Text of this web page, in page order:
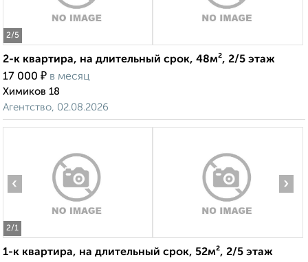
2/5
2-к квартира, на длительный срок, 48м², 2/5 этаж
17 000 ₽ в месяц
Химиков 18
Агентство, 02.08.2026
2/1
‹ ›
1-к квартира, на длительный срок, 52м², 2/5 этаж